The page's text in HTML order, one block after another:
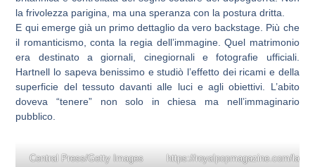
la frivolezza parigina, ma una speranza con la postura dritta.
E qui emerge già un primo dettaglio da vero backstage. Più che
il romanticismo, conta la regia dell’immagine. Quel matrimonio
era destinato a giornali, cinegiornali e fotografie ufficiali.
Hartnell lo sapeva benissimo e studiò l’effetto dei ricami e della
superficie del tessuto davanti alle luci e agli obiettivi. L’abito
doveva “tenere” non solo in chiesa ma nell’immaginario
pubblico.
Central Press/Getty Images
https://royalpopmagazine.com/la-